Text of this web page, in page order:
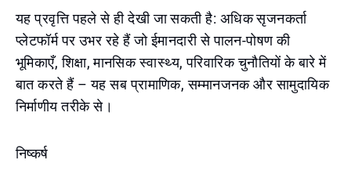
यह प्रवृत्ति पहले से ही देखी जा सकती है: अधिक सृजनकर्ता
प्लेटफॉर्म पर उभर रहे हैं जो ईमानदारी से पालन-पोषण की
भूमिकाएँ, शिक्षा, मानसिक स्वास्थ्य, परिवारिक चुनौतियों के बारे में
बात करते हैं – यह सब प्रामाणिक, सम्मानजनक और सामुदायिक
निर्माणीय तरीके से।
निष्कर्ष